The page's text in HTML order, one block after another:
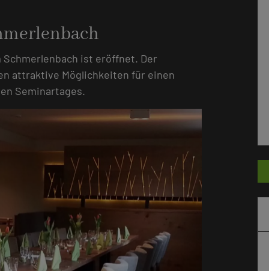
Schmerlenbach ist eröffnet. Der
attraktive Möglichkeiten für einen
Seminartages.